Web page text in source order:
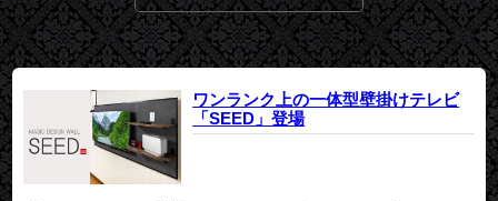
ワンランク上の一体型壁掛けテレビ
「SEED」登場